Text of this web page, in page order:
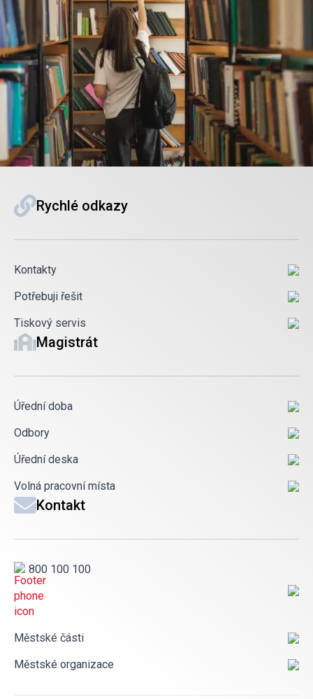
Rychlé odkazy
Kontakty
Potřebuji řešit
Tiskový servis
Magistrát
Úřední doba
Odbory
Úřední deska
Volná pracovní místa
Kontakt
800 100 100
Městské části
Městské organizace